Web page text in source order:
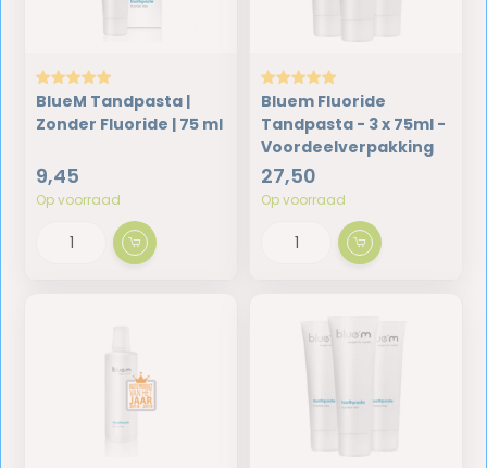
BlueM Tandpasta |
Zonder Fluoride | 75 ml
9,45
Op voorraad
Bluem Fluoride
Tandpasta - 3 x 75ml -
Voordeelverpakking
27,50
Op voorraad